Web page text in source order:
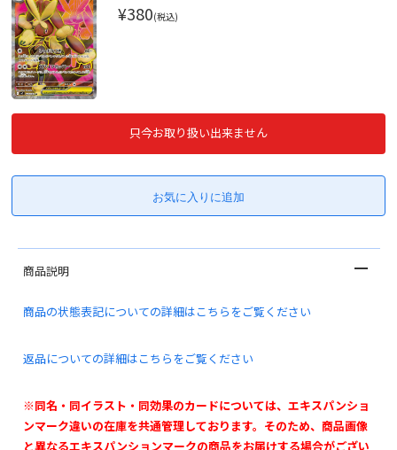
¥380(税込)
只今お取り扱い出来ません
商品説明
商品の状態表記についての詳細はこちらをご覧ください
返品についての詳細はこちらをご覧ください
※同名・同イラスト・同効果のカードについては、エキスパンショ
ンマーク違いの在庫を共通管理しております。そのため、商品画像
と異なるエキスパンションマークの商品をお届けする場合がござい